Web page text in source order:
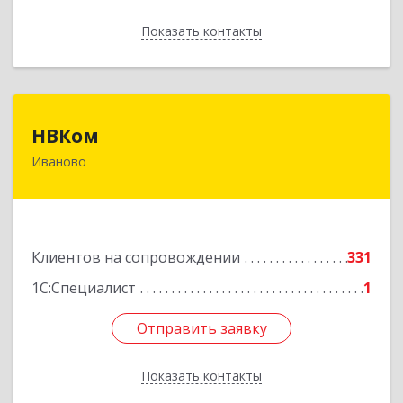
Показать контакты
Назад
НВКом
Иваново
Клиентов на сопровождении
331
1С:Специалист
1
Отправить заявку
Показать контакты
153000, Ивановская обл, Иваново г, Аптечный
Отправить заявку
Назад